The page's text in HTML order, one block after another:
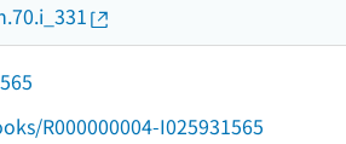
R000000004-I025931565